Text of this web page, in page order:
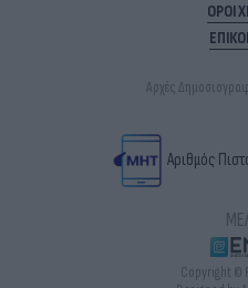
ΟΡΟΙ
Αρχές
Αριθμός
Copyright ©